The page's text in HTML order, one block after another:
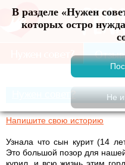
В разделе «Нужен
которых остро
Нужен совет?
Напишите свою историю
Узнала что сын курит (14
Это большой позор для
курил, и всю жизнь этим